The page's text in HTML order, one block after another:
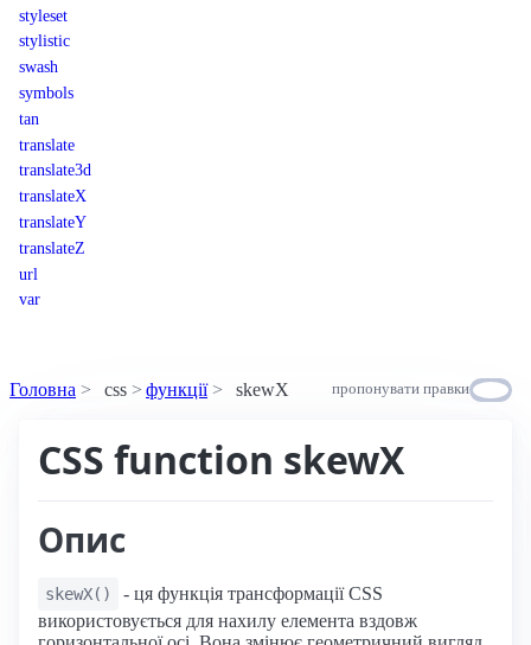
styleset
stylistic
swash
symbols
tan
translate
translate3d
translateX
translateY
translateZ
url
var
Головна css функції skewX пропонувати правки
CSS function skewX
Опис
skewX()
- ця функція трансформації CSS
використовується для нахилу елемента вздовж